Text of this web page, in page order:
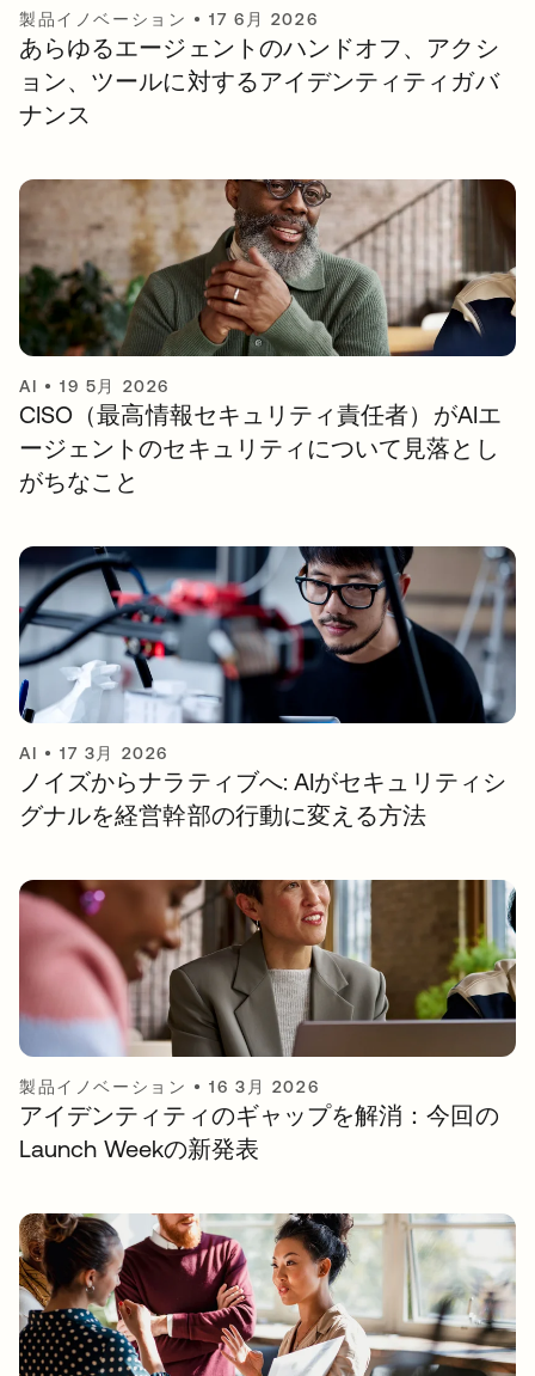
製品イノベーション •17 6月 2026
あらゆるエージェントのハンドオフ、アクシ
ョン、ツールに対するアイデンティティガバ
ナンス
AI •19 5月 2026
CISO（最高情報セキュリティ責任者）がAIエ
ージェントのセキュリティについて見落とし
がちなこと
AI •17 3月 2026
ノイズからナラティブへ: AIがセキュリティシ
グナルを経営幹部の行動に変える方法
製品イノベーション •16 3月 2026
アイデンティティのギャップを解消：今回の
Launch Weekの新発表